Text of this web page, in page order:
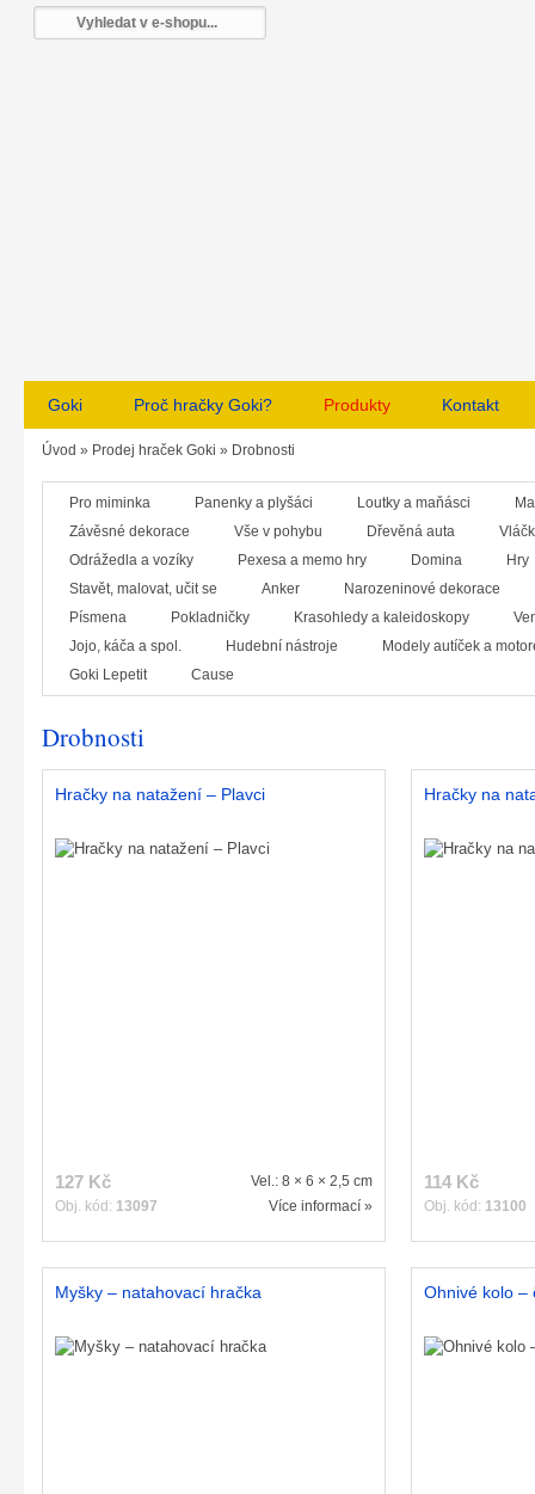
Goki Proč hračky Goki? Produkty Kontakt
Úvod » Prodej hraček Goki » Drobnosti
Pro miminka Panenky a plyšáci Loutky a maňásci
Závěsné dekorace
Vše v pohybu Dřevěná auta
Odrážedla a vozíky
Pexesa a memo hry Domina
Hry
Stavět, malovat, učit se
Anker
Narozeninové dekorace
Písmena
Pokladničky Krasohledy a kaleidoskopy
Jojo, káča a spol.
Hudební nástroje
Modely autíček a
Goki Lepetit
Cause
Drobnosti
Hračky na natažení – Plavci
127 Kč
Obj. kód: 13097
Vel.: 8 × 6 × 2,5 cm
Více informací »
Hračky na
114 Kč
Obj. kód: 13100
Myšky – natahovací hračka Ohnivé kolo –